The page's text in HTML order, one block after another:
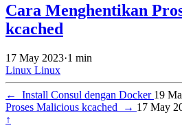
Cara Menghentikan
kcached
17 May 2023·1 min
Linux Linux
← Install Consul dengan Docker 19
Proses Malicious kcached
→ 17 May
↑